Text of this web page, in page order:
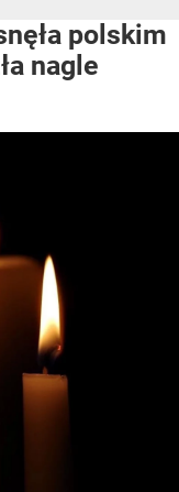
polskim
nagle